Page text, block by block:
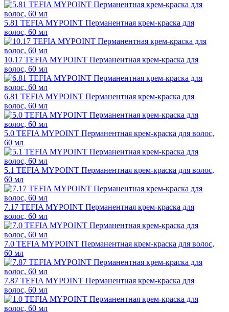
5.81 TEFIA MYPOINT Перманентная крем-краска для
волос, 60 мл
10.17 TEFIA MYPOINT Перманентная крем-краска для
волос, 60 мл
6.81 TEFIA MYPOINT Перманентная крем-краска для
волос, 60 мл
5.0 TEFIA MYPOINT Перманентная крем-краска для волос,
60 мл
5.1 TEFIA MYPOINT Перманентная крем-краска для волос,
60 мл
7.17 TEFIA MYPOINT Перманентная крем-краска для
волос, 60 мл
7.0 TEFIA MYPOINT Перманентная крем-краска для волос,
60 мл
7.87 TEFIA MYPOINT Перманентная крем-краска для
волос, 60 мл